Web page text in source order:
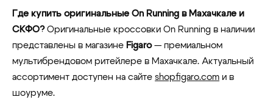
Где купить оригинальные On Running в Махачкале и
СКФО?Оригинальные кроссовки On Running в наличии
представлены в магазине Figaro— премиальном
мультибрендовом ритейлере в Махачкале. Актуальный
ассортимент доступен на сайте shopfigaro.com и в
шоуруме.